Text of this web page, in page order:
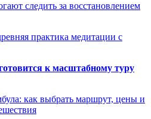
следить за восстановлением
практика медитации с
к масштабному туру
как выбрать маршрут, цены и